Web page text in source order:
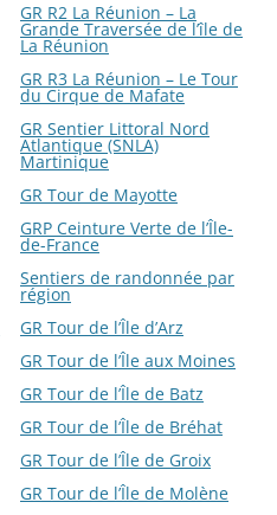
GR R2 La Réunion – La
Grande Traversée de l’île de
La Réunion
GR R3 La Réunion – Le Tour
du Cirque de Mafate
GR Sentier Littoral Nord
Atlantique (SNLA)
Martinique
GR Tour de Mayotte
GRP Ceinture Verte de l’Île-
de-France
Sentiers de randonnée par
région
GR Tour de l’Île d’Arz
GR Tour de l’Île aux Moines
GR Tour de l’Île de Batz
GR Tour de l’Île de Bréhat
GR Tour de l’Île de Groix
GR Tour de l’Île de Molène